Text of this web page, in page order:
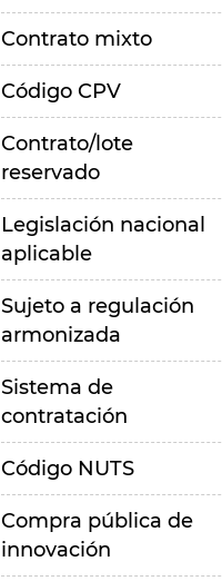
Contrato mixto
Código CPV
Contrato/lote
reservado
Legislación nacional
aplicable
Sujeto a regulación
armonizada
Sistema de
contratación
Código NUTS
Compra pública de
innovación